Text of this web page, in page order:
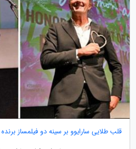
قلب طلایی سارایوو بر سینه دو فیلمساز برنده